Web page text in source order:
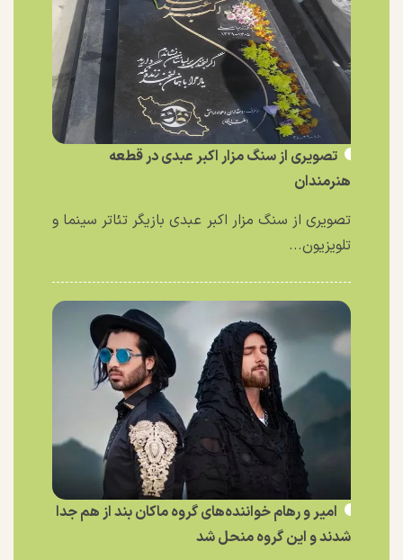
تصویری از سنگ مزار اکبر عبدی در قطعه
هنرمندان
تصویری از سنگ مزار اکبر عبدی بازیگر تئاتر سینما و
تلویزیون...
امیر و رهام خواننده‌های گروه ماکان بند از هم جدا
شدند و این گروه منحل شد